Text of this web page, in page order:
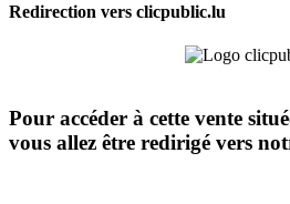
Redirection vers clicpublic.lu
Pour accéder à cette vente
vous allez être redirigé vers